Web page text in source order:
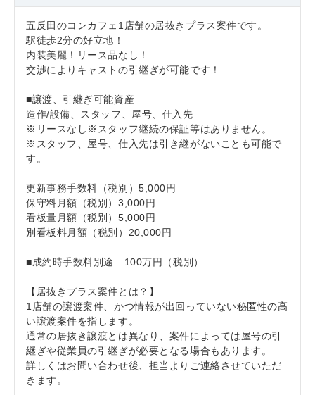
五反田のコンカフェ1店舗の居抜きプラス案件です。
駅徒歩2分の好立地！
内装美麗！リース品なし！
交渉によりキャストの引継ぎが可能です！
■譲渡、引継ぎ可能資産
造作/設備、スタッフ、屋号、仕入先
※リースなし※スタッフ継続の保証等はありません。
※スタッフ、屋号、仕入先は引き継がないことも可能で
す。
更新事務手数料（税別）5,000円
保守料月額（税別）3,000円
看板量月額（税別）5,000円
別看板料月額（税別）20,000円
■成約時手数料別途 100万円（税別）
【居抜きプラス案件とは？】
1店舗の譲渡案件、かつ情報が出回っていない秘匿性の高
い譲渡案件を指します。
通常の居抜き譲渡とは異なり、案件によっては屋号の引
継ぎや従業員の引継ぎが必要となる場合もあります。
詳しくはお問い合わせ後、担当よりご連絡させていただ
きます。